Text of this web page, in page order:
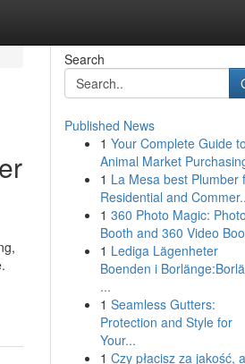
Search
Published News
1 Your Complete Guide to
Animal Market
1 La Mesa best Plumber
Residential and
1 360 Photo Magic: Photo
Booth and 360 Video
1 Lediga Lägenheter
Boenden i
...
1 Seamless Gutters:
Protection and Style for
Your...
1 Czy płacisz za jakość,